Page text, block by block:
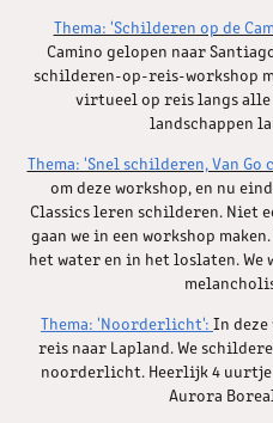
Thema: 'Schilderen op de
Camino gelopen naar
schilderen-op-reis-workshop
virtueel op reis langs alle
landschappen
Thema: 'Snel schilderen, Van Go
om deze workshop, en nu
Classics leren schilderen. Niet
gaan we in een workshop
het water en in het loslaten. We
Thema: 'Noorderlicht': In deze
reis naar Lapland. We
noorderlicht. Heerlijk 4
Aurora